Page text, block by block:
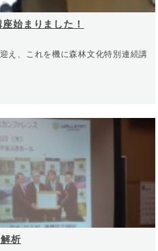
始まりました！
え、これを機に森林文化特別連続講
析